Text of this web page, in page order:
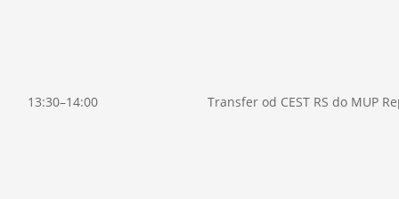
13:30–14:00 Transfer od CEST RS do MUP